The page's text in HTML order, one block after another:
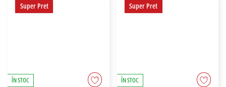
Super Pret
ÎN STOC
Super Pret
ÎN STOC